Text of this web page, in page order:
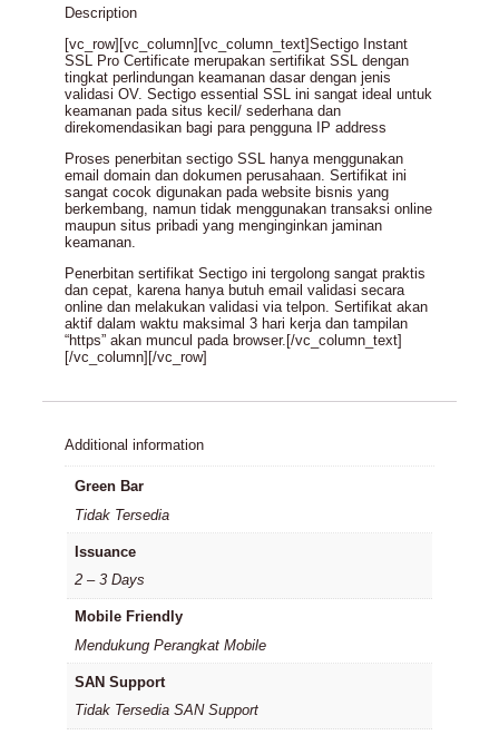
Description
[vc_row][vc_column][vc_column_text]Sectigo Instant
SSL Pro Certificate merupakan sertifikat SSL dengan
tingkat perlindungan keamanan dasar dengan jenis
validasi OV. Sectigo essential SSL ini sangat ideal untuk
keamanan pada situs kecil/ sederhana dan
direkomendasikan bagi para pengguna IP address
Proses penerbitan sectigo SSL hanya menggunakan
email domain dan dokumen perusahaan. Sertifikat ini
sangat cocok digunakan pada website bisnis yang
berkembang, namun tidak menggunakan transaksi online
maupun situs pribadi yang menginginkan jaminan
keamanan.
Penerbitan sertifikat Sectigo ini tergolong sangat praktis
dan cepat, karena hanya butuh email validasi secara
online dan melakukan validasi via telpon. Sertifikat akan
aktif dalam waktu maksimal 3 hari kerja dan tampilan
“https” akan muncul pada browser.[/vc_column_text]
[/vc_column][/vc_row]
Additional information
Green Bar
Tidak Tersedia
Issuance
2 – 3 Days
Mobile Friendly
Mendukung Perangkat Mobile
SAN Support
Tidak Tersedia SAN Support